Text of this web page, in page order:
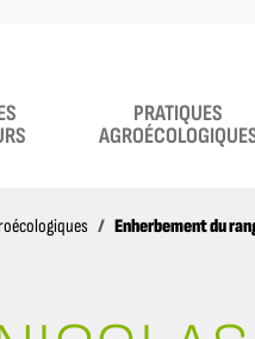
PRATIQUES
Enherbement du